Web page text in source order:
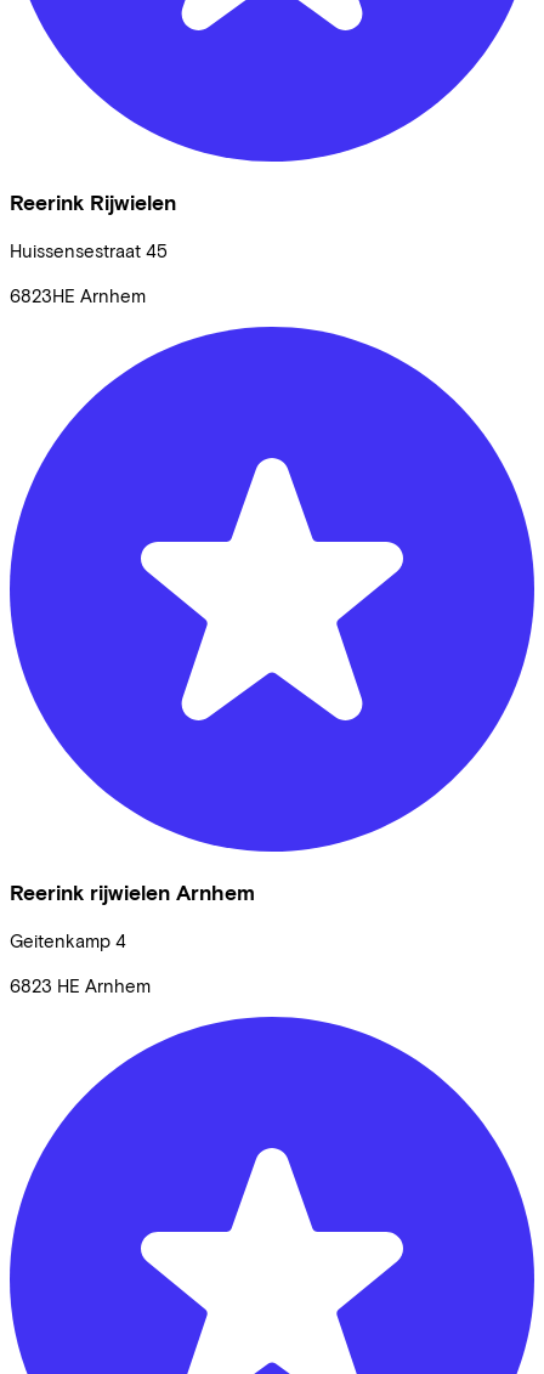
Reerink Rijwielen
Huissensestraat 45
6823HE Arnhem
Reerink rijwielen Arnhem
Geitenkamp 4
6823 HE Arnhem